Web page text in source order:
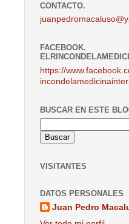
CONTACTO.
FACEBOOK.
https://
BUSCAR EN ESTE
VISITANTES
DATOS PERSONALES
Juan Pedro